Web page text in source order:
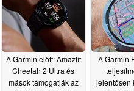
06/
A Garmin előtt: Amazfit
Cheetah 2 Ultra és
mások támogatják az
A Garmin
jelentősen